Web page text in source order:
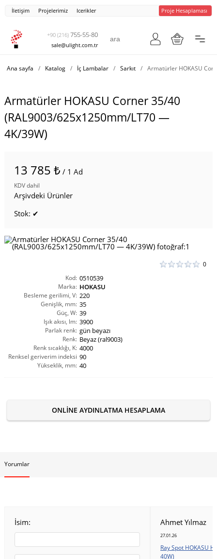
İletişim Projelerimiz Icerikler Proje Hesaplaması
+90 (216) 755-55-80
sale@ulight.com.tr
Ana sayfa / Katalog / İç Lambalar / Sarkıt / Armatürler HOKASU
Armatürler HOKASU Corner 35/40
(RAL9003/625x1250mm/LT70 —
4K/39W)
13 785 ₺ / 1 Ad
KDV dahil
Arşivdeki Ürünler
Stok: ✔
0
Kod: 0510539
Marka: HOKASU
Besleme gerilimi, V: 220
Genişlik, mm: 35
Güç, W: 39
Işık akısı, lm: 3900
Parlak renk: gün beyazı
Renk: Beyaz (ral9003)
Renk sıcaklığı, K: 4000
Renksel geriverim indeksi
CRI(Ra):
90
Yükseklik, mm: 40
ONLINE AYDINLATMA HESAPLAMA
Yorumlar
İsim: Ahmet Yılmaz
27.01.26
Ray Spot HOKASU
40W)